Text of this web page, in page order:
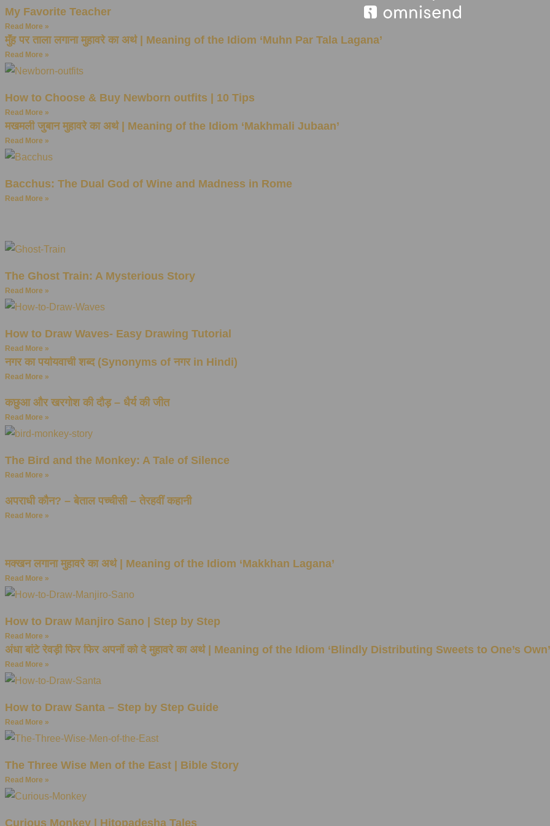
My Favorite Teacher
Read More »
मुँह पर ताला लगाना मुहावरे का अर्थ | Meaning of the Idiom ‘Muhn Par Tala Lagana’
Read More »
How to Choose & Buy Newborn outfits | 10 Tips
Read More »
मखमली जुबान मुहावरे का अर्थ | Meaning of the Idiom ‘Makhmali Jubaan’
Read More »
Bacchus: The Dual God of Wine and Madness in Rome
Read More »
The Ghost Train: A Mysterious Story
Read More »
How to Draw Waves- Easy Drawing Tutorial
Read More »
नगर का पर्यायवाची शब्द (Synonyms of नगर in Hindi)
Read More »
कछुआ और खरगोश की दौड़ – धैर्य की जीत
Read More »
The Bird and the Monkey: A Tale of Silence
Read More »
अपराधी कौन? – बेताल पच्चीसी – तेरहवीं कहानी
Read More »
मक्खन लगाना मुहावरे का अर्थ | Meaning of the Idiom ‘Makkhan Lagana’
Read More »
How to Draw Manjiro Sano | Step by Step
Read More »
अंधा बांटे रेवड़ी फिर फिर अपनों को दे मुहावरे का अर्थ | Meaning of the Idiom ‘Blindly Distributing Sweets to One’s Own’
Read More »
How to Draw Santa – Step by Step Guide
Read More »
The Three Wise Men of the East | Bible Story
Read More »
Curious Monkey | Hitopadesha Tales